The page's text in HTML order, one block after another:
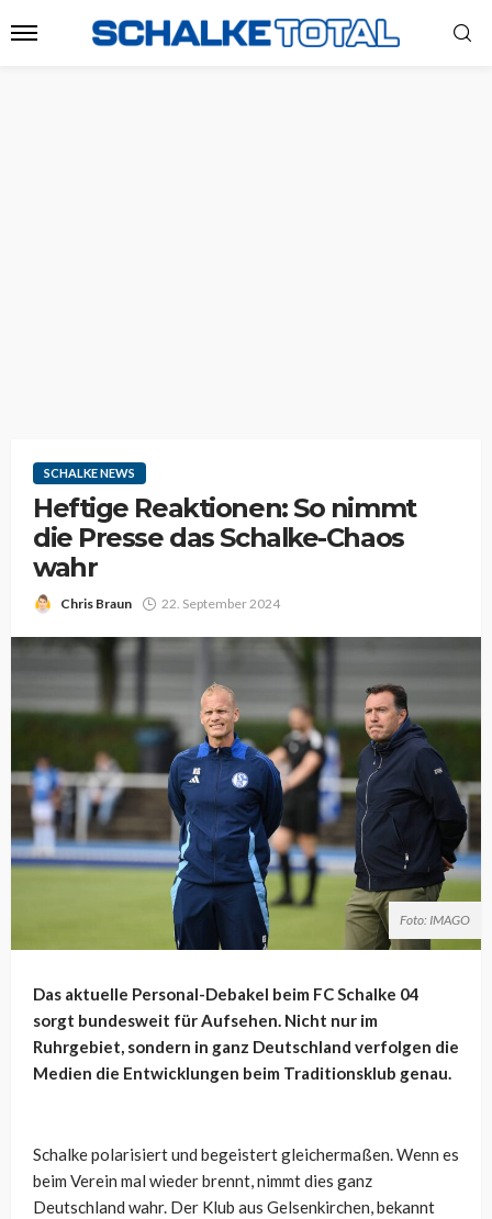
SCHALKE NEWS
Heftige Reaktionen: So nimmt
die Presse das Schalke-Chaos
wahr
Chris Braun 22. September 2024
Foto: IMAGO
Das aktuelle Personal-Debakel beim FC Schalke 04
sorgt bundesweit für Aufsehen. Nicht nur im
Ruhrgebiet, sondern in ganz Deutschland verfolgen die
Medien die Entwicklungen beim Traditionsklub genau.
Schalke polarisiert und begeistert gleichermaßen. Wenn es
beim Verein mal wieder brennt, nimmt dies ganz
Deutschland wahr. Der Klub aus Gelsenkirchen, bekannt